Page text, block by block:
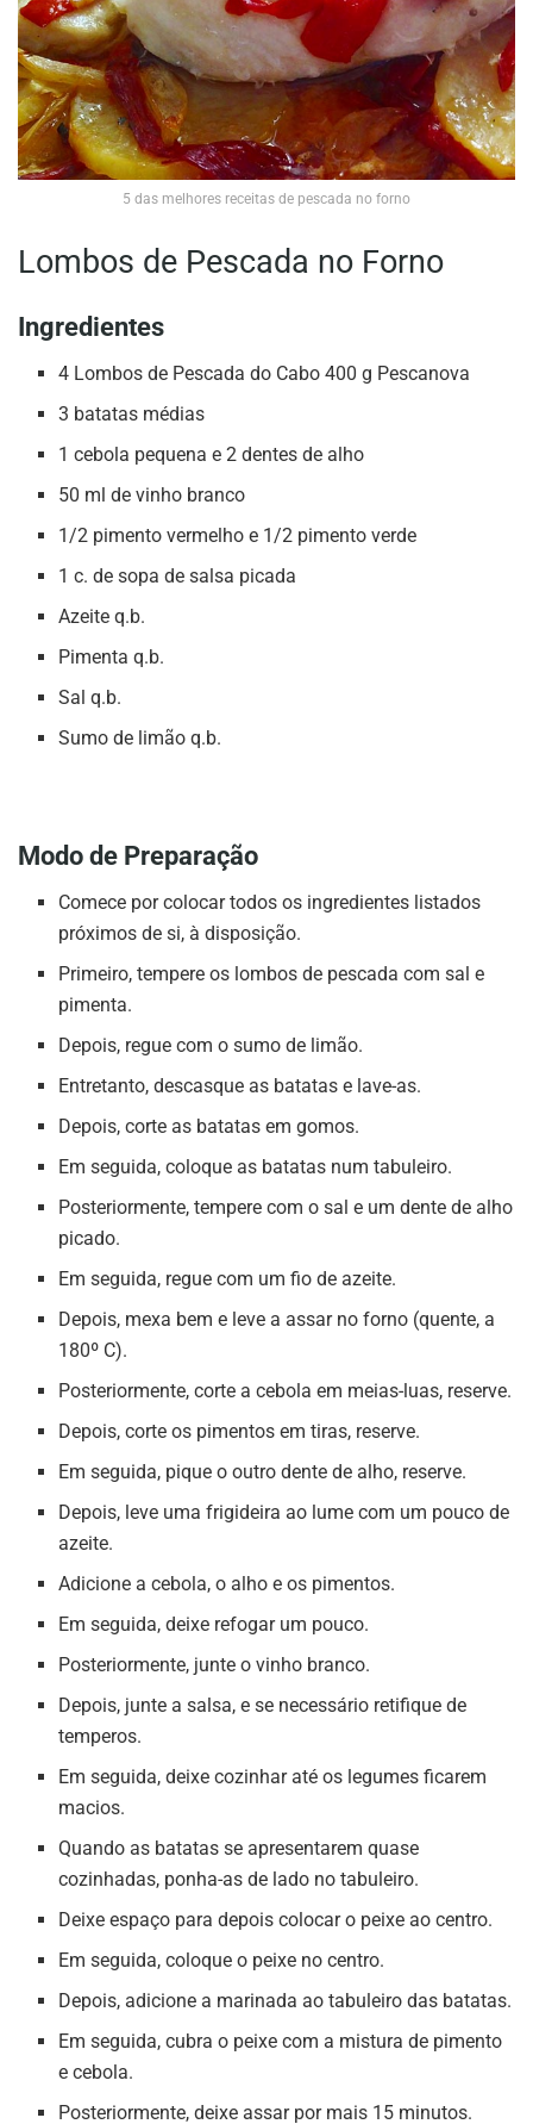
5 das melhores receitas de pescada no forno
Lombos de Pescada no Forno
Ingredientes
4 Lombos de Pescada do Cabo 400 g Pescanova
3 batatas médias
1 cebola pequena e 2 dentes de alho
50 ml de vinho branco
1/2 pimento vermelho e 1/2 pimento verde
1 c. de sopa de salsa picada
Azeite q.b.
Pimenta q.b.
Sal q.b.
Sumo de limão q.b.
Modo de Preparação
Comece por colocar todos os ingredientes listados
próximos de si, à disposição.
Primeiro, tempere os lombos de pescada com sal e
pimenta.
Depois, regue com o sumo de limão.
Entretanto, descasque as batatas e lave-as.
Depois, corte as batatas em gomos.
Em seguida, coloque as batatas num tabuleiro.
Posteriormente, tempere com o sal e um dente de alho
picado.
Em seguida, regue com um fio de azeite.
Depois, mexa bem e leve a assar no forno (quente, a
180º C).
Posteriormente, corte a cebola em meias-luas, reserve.
Depois, corte os pimentos em tiras, reserve.
Em seguida, pique o outro dente de alho, reserve.
Depois, leve uma frigideira ao lume com um pouco de
azeite.
Adicione a cebola, o alho e os pimentos.
Em seguida, deixe refogar um pouco.
Posteriormente, junte o vinho branco.
Depois, junte a salsa, e se necessário retifique de
temperos.
Em seguida, deixe cozinhar até os legumes ficarem
macios.
Quando as batatas se apresentarem quase
cozinhadas, ponha-as de lado no tabuleiro.
Deixe espaço para depois colocar o peixe ao centro.
Em seguida, coloque o peixe no centro.
Depois, adicione a marinada ao tabuleiro das batatas.
Em seguida, cubra o peixe com a mistura de pimento
e cebola.
Posteriormente, deixe assar por mais 15 minutos.